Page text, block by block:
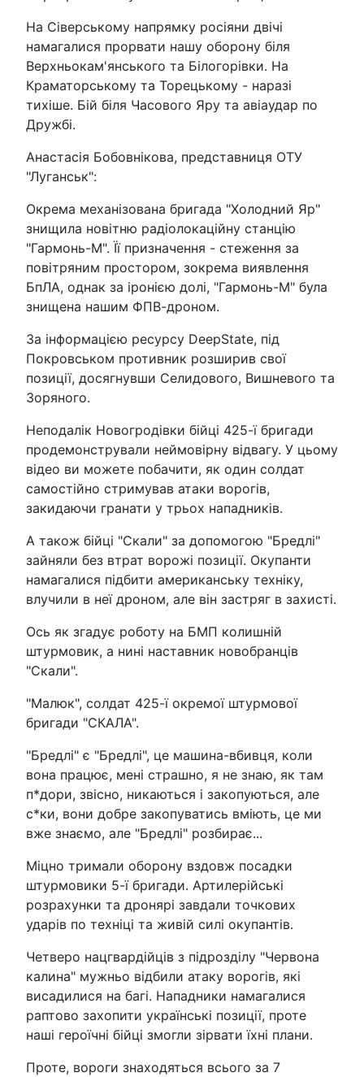
На Сіверському напрямку росіяни двічі
намагалися прорвати нашу оборону біля
Верхньокам'янського та Білогорівки. На
Краматорському та Торецькому - наразі
тихіше. Бій біля Часового Яру та авіаудар по
Дружбі.
Анастасія Бобовнікова, представниця ОТУ
"Луганськ":
Окрема механізована бригада "Холодний Яр"
знищила новітню радіолокаційну станцію
"Гармонь-М". Її призначення - стеження за
повітряним простором, зокрема виявлення
БпЛА, однак за іронією долі, "Гармонь-М" була
знищена нашим ФПВ-дроном.
За інформацією ресурсу DeepState, під
Покровськом противник розширив свої
позиції, досягнувши Селидового, Вишневого та
Зоряного.
Неподалік Новогродівки бійці 425-ї бригади
продемонстрували неймовірну відвагу. У цьому
відео ви можете побачити, як один солдат
самостійно стримував атаки ворогів,
закидаючи гранати у трьох нападників.
А також бійці "Скали" за допомогою "Бредлі"
зайняли без втрат ворожі позиції. Окупанти
намагалися підбити американську техніку,
влучили в неї дроном, але він застряг в захисті.
Ось як згадує роботу на БМП колишній
штурмовик, а нині наставник новобранців
"Скали".
"Малюк", солдат 425-ї окремої штурмової
бригади "СКАЛА".
"Бредлі" є "Бредлі", це машина-вбивця, коли
вона працює, мені страшно, я не знаю, як там
п*дори, звісно, никаються і закопуються, але
с*ки, вони добре закопуватись вміють, це ми
вже знаємо, але "Бредлі" розбирає...
Міцно тримали оборону вздовж посадки
штурмовики 5-ї бригади. Артилерійські
розрахунки та дронярі завдали точкових
ударів по техніці та живій силі окупантів.
Четверо нацгвардійців з підрозділу "Червона
калина" мужньо відбили атаку ворогів, які
висадилися на багі. Нападники намагалися
раптово захопити українські позиції, проте
наші героїчні бійці змогли зірвати їхні плани.
Проте, вороги знаходяться всього за 7